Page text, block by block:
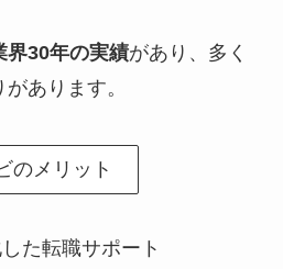
界30年の実績があり、多く
あります。
のメリット
た転職サポート